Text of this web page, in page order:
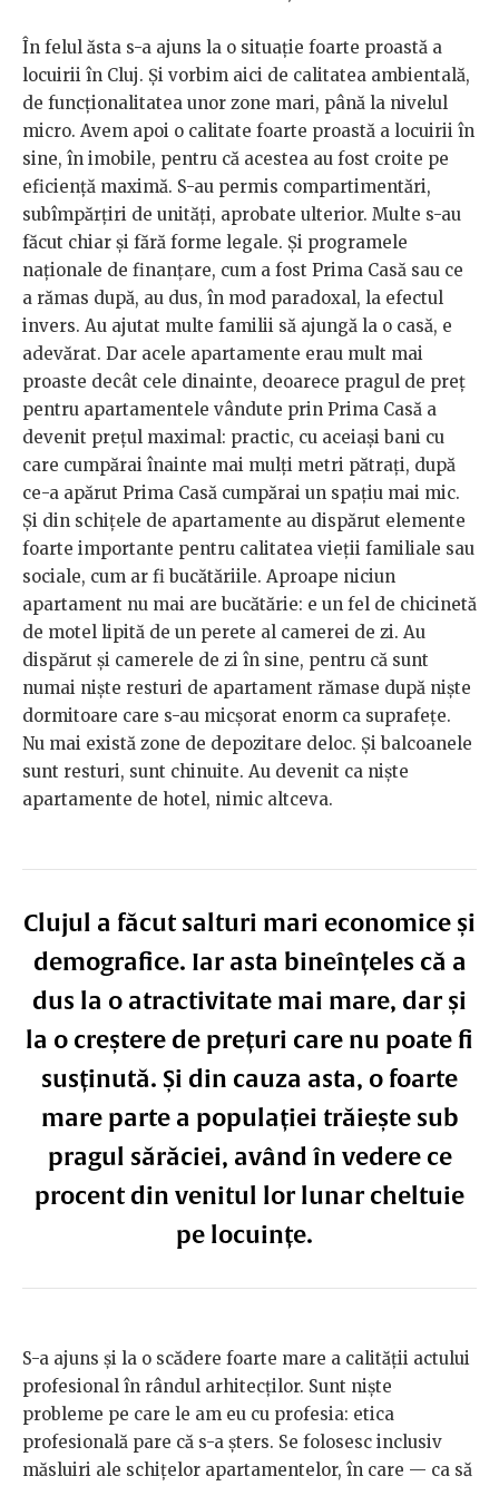
În felul ăsta s-a ajuns la o situație foarte proastă a
locuirii în Cluj. Și vorbim aici de calitatea ambientală,
de funcționalitatea unor zone mari, până la nivelul
micro. Avem apoi o calitate foarte proastă a locuirii în
sine, în imobile, pentru că acestea au fost croite pe
eficiență maximă. S-au permis compartimentări,
subîmpărțiri de unități, aprobate ulterior. Multe s-au
făcut chiar și fără forme legale. Și programele
naționale de finanțare, cum a fost Prima Casă sau ce
a rămas după, au dus, în mod paradoxal, la efectul
invers. Au ajutat multe familii să ajungă la o casă, e
adevărat. Dar acele apartamente erau mult mai
proaste decât cele dinainte, deoarece pragul de preț
pentru apartamentele vândute prin Prima Casă a
devenit prețul maximal: practic, cu aceiași bani cu
care cumpărai înainte mai mulți metri pătrați, după
ce-a apărut Prima Casă cumpărai un spațiu mai mic.
Și din schițele de apartamente au dispărut elemente
foarte importante pentru calitatea vieții familiale sau
sociale, cum ar fi bucătăriile. Aproape niciun
apartament nu mai are bucătărie: e un fel de chicinetă
de motel lipită de un perete al camerei de zi. Au
dispărut și camerele de zi în sine, pentru că sunt
numai niște resturi de apartament rămase după niște
dormitoare care s-au micșorat enorm ca suprafețe.
Nu mai există zone de depozitare deloc. Și balcoanele
sunt resturi, sunt chinuite. Au devenit ca niște
apartamente de hotel, nimic altceva.
Clujul a făcut salturi mari economice și
demografice. Iar asta bineînțeles că a
dus la o atractivitate mai mare, dar și
la o creștere de prețuri care nu poate fi
susținută. Și din cauza asta, o foarte
mare parte a populației trăiește sub
pragul sărăciei, având în vedere ce
procent din venitul lor lunar cheltuie
pe locuințe.
S-a ajuns și la o scădere foarte mare a calității actului
profesional în rândul arhitecților. Sunt niște
probleme pe care le am eu cu profesia: etica
profesională pare că s-a șters. Se folosesc inclusiv
măsluiri ale schițelor apartamentelor, în care — ca să